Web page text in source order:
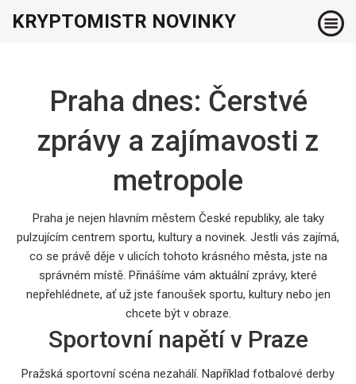
KRYPTOMISTR NOVINKY
Praha dnes: Čerstvé
zprávy a zajímavosti z
metropole
Praha je nejen hlavním městem České republiky, ale taky
pulzujícím centrem sportu, kultury a novinek. Jestli vás zajímá,
co se právě děje v ulicích tohoto krásného města, jste na
správném místě. Přinášíme vám aktuální zprávy, které
nepřehlédnete, ať už jste fanoušek sportu, kultury nebo jen
chcete být v obraze.
Sportovní napětí v Praze
Pražská sportovní scéna nezahálí. Například fotbalové derby